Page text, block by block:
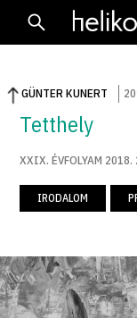
GÜNTER KUNERT
Tetthely
XXIX. ÉVFOLYAM
IRODALOM